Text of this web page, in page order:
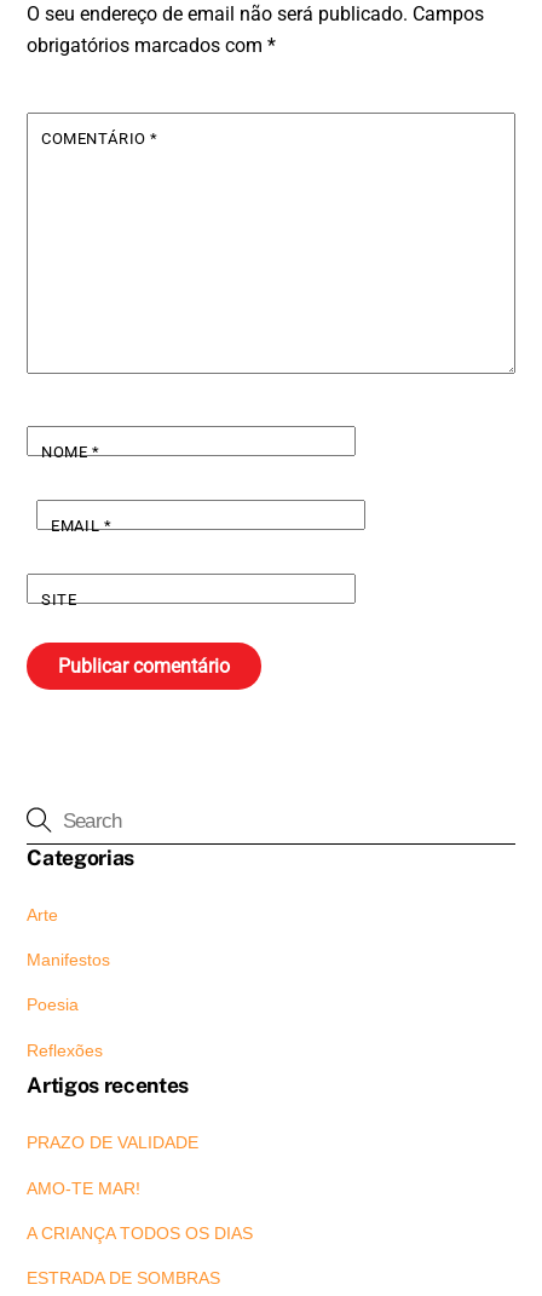
O seu endereço de email não será publicado. Campos
obrigatórios marcados com*
COMENTÁRIO*
NOME*
EMAIL*
SITE
Categorias
Arte
Manifestos
Poesia
Reflexões
Artigos recentes
PRAZO DE VALIDADE
AMO-TE MAR!
A CRIANÇA TODOS OS DIAS
ESTRADA DE SOMBRAS